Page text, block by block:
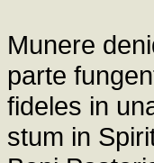
Munere
parte
fideles in
stum in